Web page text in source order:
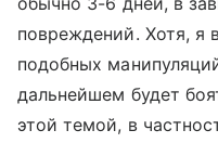
повреждений. Хотя, я
подобных
дальнейшем будет
этой темой, в